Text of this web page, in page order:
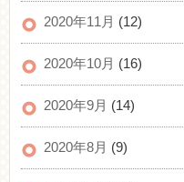
2020年11月 (12)
2020年10月 (16)
2020年9月 (14)
2020年8月 (9)